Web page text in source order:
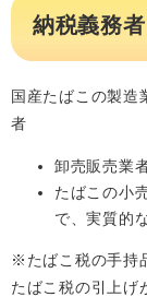
納税義務者
国産たばこの製造
者
卸売販売業
たばこの小
で、実質的
※たばこ税の手持
たばこ税の引上げ